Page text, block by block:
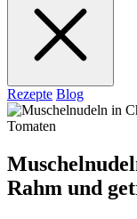
Rezepte Blog
Rahm und